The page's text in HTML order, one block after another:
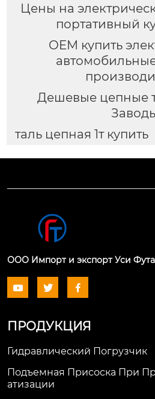
Цены на
портативный
OEM купить
Дешевые цепные
таль цепная 1т купить
ООО Импорт и экспорт Уси
  
ПРОДУКЦИЯ
Гидравлический Погрузчик
Подъемная Присоска При
Атизации